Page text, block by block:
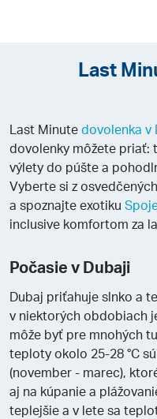
Last
Last Minutedovolenka v
dovolenky môžete priať:
výlety do púšte a
Vyberte si z
a spoznajte exotiku
inclusive komfortom za
Počasie v Dubaji
Dubaj priťahuje slnko a
v niektorých obdobiach
môže byť pre mnohých
teploty okolo 25-28 °C
(november - marec),
aj na kúpanie a
teplejšie a v lete sa